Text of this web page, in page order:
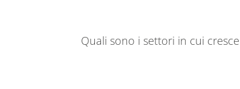
Quali sono i settori in cui